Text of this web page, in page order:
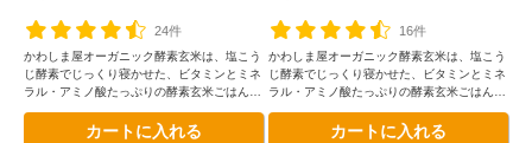
24件
かわしま屋オーガニック酵素玄米は、塩こう
じ酵素でじっくり寝かせた、ビタミンとミネ
ラル・アミノ酸たっぷりの酵素玄米ごはんで
しくなりました。雑穀入りです
カートに入れる
16件
かわしま屋オーガニック酵素玄米は、塩こう
じ酵素でじっくり寝かせた、ビタミンとミネ
ラル・アミノ酸たっぷりの酵素玄米ごはんで
しくなりました。4種類の大豆入りです
カートに入れる